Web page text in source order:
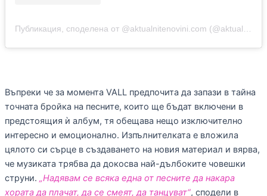
Публикация, споделена от @aktualnitenovini.com (@aktualnite_novini)
Въпреки че за момента VALL предпочита да запази в тайна
точната бройка на песните, които ще бъдат включени в
предстоящия ѝ албум, тя обещава нещо изключително
интересно и емоционално. Изпълнителката е вложила
цялото си сърце в създаването на новия материал и вярва,
че музиката трябва да докосва най-дълбоките човешки
струни. „Надявам се всяка една от песните да накара
хората да плачат, да се смеят, да танцуват“, сподели в